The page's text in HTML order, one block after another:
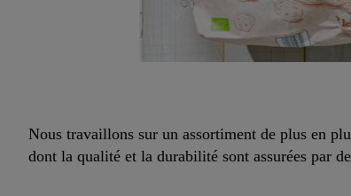
Nous travaillons sur un assortiment de plus en
dont la qualité et la durabilité sont assurées par